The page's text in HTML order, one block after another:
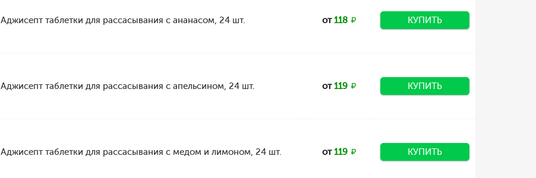
Аджисепт таблетки для рассасывания с ананасом, 24 шт. от118 КУПИТЬ
Аджисепт таблетки для рассасывания с апельсином, 24 шт. от119 КУПИТЬ
Аджисепт таблетки для рассасывания с медом и лимоном, 24 шт. от119 КУПИТЬ